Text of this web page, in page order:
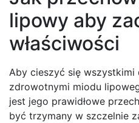
lipowy aby
właściwości
Aby cieszyć się wszystkimi
zdrowotnymi miodu
jest jego prawidłowe
być trzymany w szczelnie